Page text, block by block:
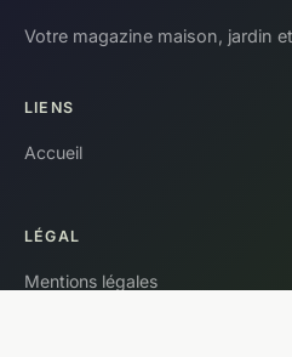
Votre magazine maison, jardin
LIENS
Accueil
LÉGAL
Mentions légales